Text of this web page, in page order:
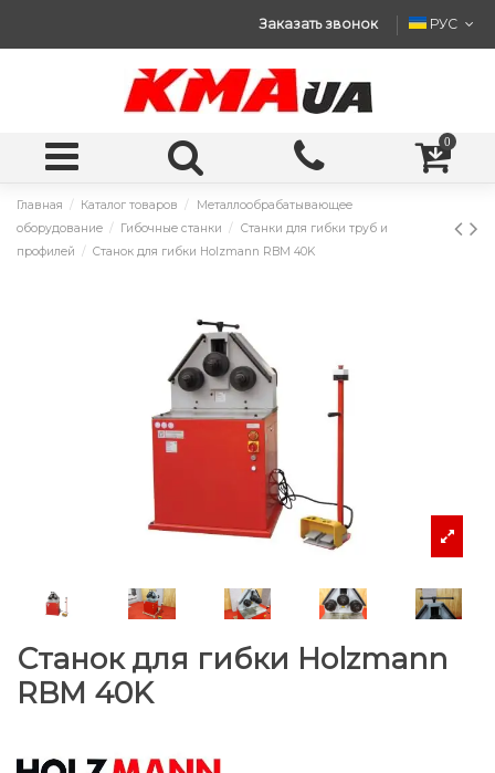
Заказать звонок РУС
0
Главная Каталог товаров
Металлообрабатывающее
оборудование
Гибочные станки
Станки для гибки труб и
профилей
Станок для гибки Holzmann RBM 40K
Станок для гибки Holzmann
RBM 40K